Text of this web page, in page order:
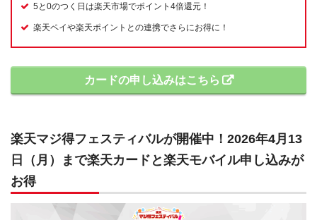
5と0のつく日は楽天市場でポイント4倍還元！
楽天ペイや楽天ポイントとの連携でさらにお得に！
カードの申し込みはこちら
楽天マジ得フェスティバルが開催中！2026年4月13
日（月）まで楽天カードと楽天モバイル申し込みが
お得